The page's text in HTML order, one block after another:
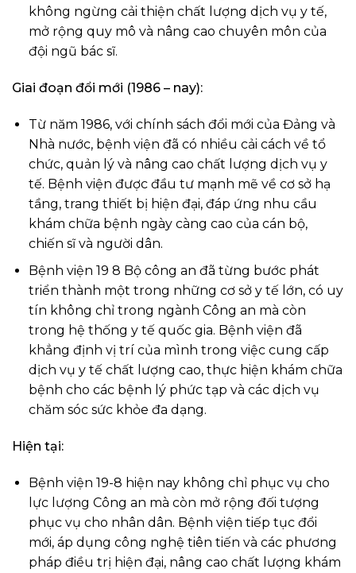
không ngừng cải thiện chất lượng dịch vụ y tế,
mở rộng quy mô và nâng cao chuyên môn của
đội ngũ bác sĩ.
Giai đoạn đổi mới (1986 – nay):
Từ năm 1986, với chính sách đổi mới của Đảng và
Nhà nước, bệnh viện đã có nhiều cải cách về tổ
chức, quản lý và nâng cao chất lượng dịch vụ y
tế. Bệnh viện được đầu tư mạnh mẽ về cơ sở hạ
tầng, trang thiết bị hiện đại, đáp ứng nhu cầu
khám chữa bệnh ngày càng cao của cán bộ,
chiến sĩ và người dân.
Bệnh viện 19 8 Bộ công an đã từng bước phát
triển thành một trong những cơ sở y tế lớn, có uy
tín không chỉ trong ngành Công an mà còn
trong hệ thống y tế quốc gia. Bệnh viện đã
khẳng định vị trí của mình trong việc cung cấp
dịch vụ y tế chất lượng cao, thực hiện khám chữa
bệnh cho các bệnh lý phức tạp và các dịch vụ
chăm sóc sức khỏe đa dạng.
Hiện tại:
Bệnh viện 19-8 hiện nay không chỉ phục vụ cho
lực lượng Công an mà còn mở rộng đối tượng
phục vụ cho nhân dân. Bệnh viện tiếp tục đổi
mới, áp dụng công nghệ tiên tiến và các phương
pháp điều trị hiện đại, nâng cao chất lượng khám